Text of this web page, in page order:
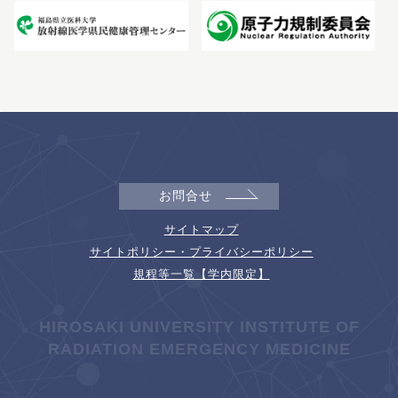
お問合せ
サイトマップ
サイトポリシー・プライバシーポリシー
規程等一覧【学内限定】
HIROSAKI UNIVERSITY INSTITUTE OF
RADIATION EMERGENCY MEDICINE